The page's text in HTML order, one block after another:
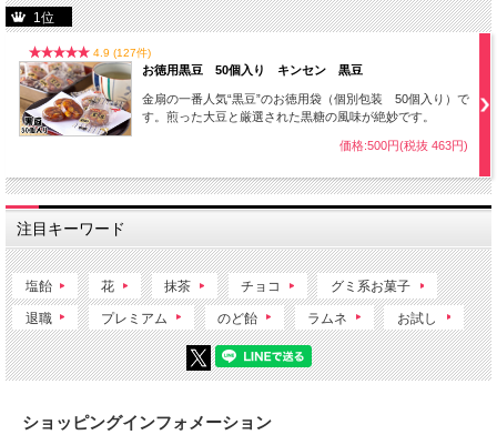
飴職人が手作りでチョコレート色と抹茶色のストライプ模様を入れた温かみのある
キャンディです。
1位
4.9 (127件)
お徳用黒豆 50個入り キンセン 黒豆
金扇の一番人気“黒豆”のお徳用袋（個別包装 50個入り）で
す。煎った大豆と厳選された黒糖の風味が絶妙です。
価格:500円(税抜 463円)
注目キーワード
塩飴 花 抹茶 チョコ グミ系お菓子
退職 プレミアム のど飴 ラムネ お試し
ショッピングインフォメーション